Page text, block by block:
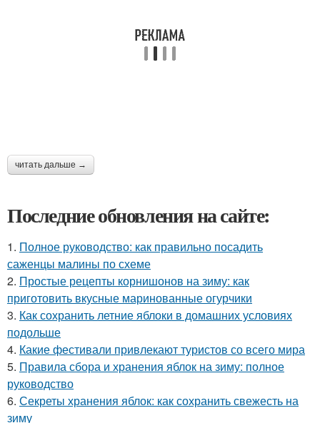
читать дальше →
Последние обновления на сайте:
1. Полное руководство: как правильно посадить
саженцы малины по схеме
2. Простые рецепты корнишонов на зиму: как
приготовить вкусные маринованные огурчики
3. Как сохранить летние яблоки в домашних условиях
подольше
4. Какие фестивали привлекают туристов со всего мира
5. Правила сбора и хранения яблок на зиму: полное
руководство
6. Секреты хранения яблок: как сохранить свежесть на
зиму